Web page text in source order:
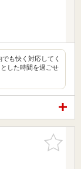
も快く対応してく
した時間を過ごせ
お気に入
りに追加